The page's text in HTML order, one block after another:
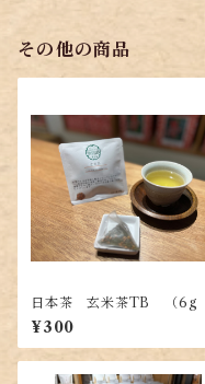
その他の商品
日本茶 玄米茶TB （6g
g×2P））
¥300